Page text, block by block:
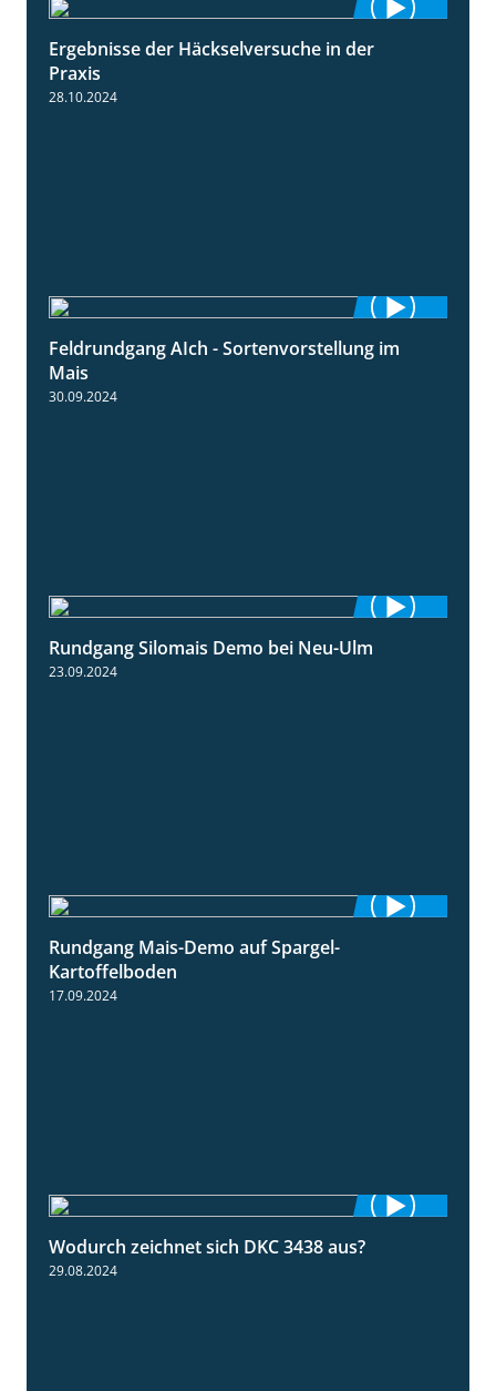
Ergebnisse der Häckselversuche in der
Praxis
28.10.2024
11:24
Feldrundgang AIch - Sortenvorstellung im
Mais
30.09.2024
Rundgang Silomais Demo bei Neu-Ulm
23.09.2024
Rundgang Mais-Demo auf Spargel-
Kartoffelboden
17.09.2024
Wodurch zeichnet sich DKC 3438 aus?
29.08.2024